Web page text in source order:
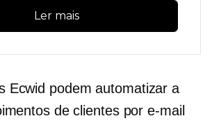
Ler mais
Ecwid podem automatizar a
de clientes por e-mail